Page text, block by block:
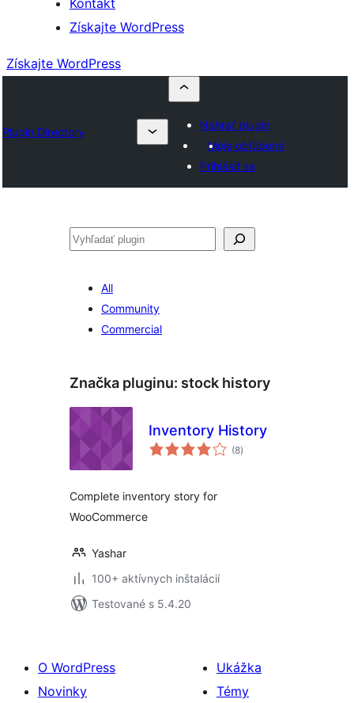
Kontakt
Získajte WordPress
Získajte WordPress
Plugin Directory
Nahrať plugin
Moje obľúbené
Prihlásiť sa
Hľadať
All
Community
Commercial
Značka pluginu: stock history
Inventory History
(8celkové
hodnotenie
)
Complete inventory story for
WooCommerce
Yashar
100+ aktívnych inštalácií
Testované s 5.4.20
O WordPress
Novinky
Ukážka
Témy